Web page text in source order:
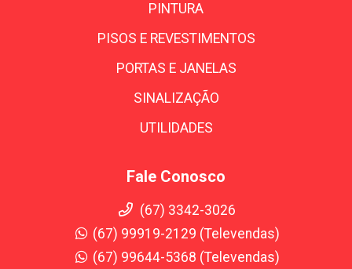
PINTURA
PISOS E REVESTIMENTOS
PORTAS E JANELAS
SINALIZAÇÃO
UTILIDADES
Fale Conosco
(67) 3342-3026
(67) 99919-2129 (Televendas)
(67) 99644-5368 (Televendas)